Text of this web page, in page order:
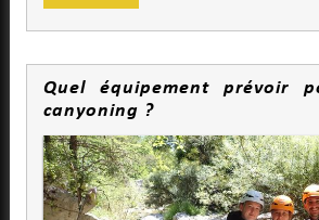
Quel équipement prévoir
canyoning ?